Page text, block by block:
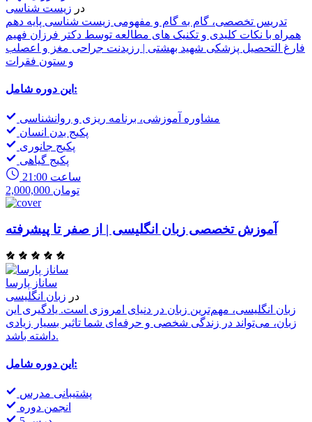
در زیست شناسی
تدریس تخصصی، گام به گام و مفهومی زیست شناسی پایه دهم
همراه با نکات کلیدی و تکنیک های مطالعه توسط دکتر فرزان فهیم
فارغ التحصیل پزشکی شهید بهشتی | رزیدنت جراحی مغز و اعصلب
و ستون فقرات
این دوره شامل:
مشاوره آموزشی، برنامه ریزی و روانشناسی
پکیج بدن انسان
پکیج جانوری
پکیج گیاهی
21:00 ساعت
2,000,000 تومان
آموزش تخصصی زبان انگلیسی | از صفر تا پیشرفته
ساناز پارسا
در زبان انگلیسی
زبان انگلیسی، مهم‌ترین زبان در دنیای امروزی است. یادگیری این
زبان، می‌تواند در زندگی شخصی و حرفه‌ای شما تاثیر بسیار زیادی
داشته باشد.
این دوره شامل:
پشتیبانی مدرس
انجمن دوره